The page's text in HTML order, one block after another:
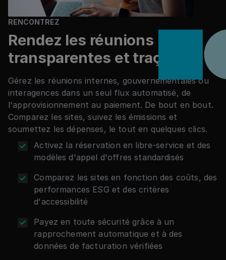
RENCONTREZ
Rendez les réunions
transparentes et traçables
Gérez les réunions internes, gouvernementales ou
interagences dans un seul flux automatisé, de
l'approvisionnement au paiement. De bout en bout.
Comparez les sites, suivez les émissions et
soumettez les dépenses, le tout en quelques clics.
Activez la réservation en libre-service et des
modèles d'appel d'offres standardisés
Comparez les sites en fonction des coûts, des
performances ESG et des critères
d'accessibilité
Payez en toute sécurité grâce à un
rapprochement automatique et à des
données de facturation vérifiées